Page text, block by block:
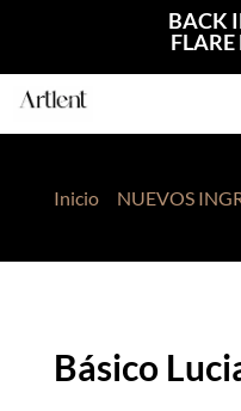
BACK
Inicio> NUEVOS
Básico